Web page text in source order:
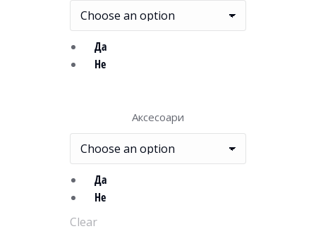
Да
Не
Аксесоари
Да
Не
Clear